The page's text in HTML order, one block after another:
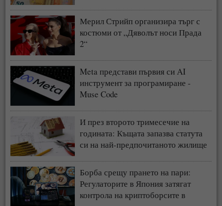
Мерил Стрийп организира търг с
костюми от „Дяволът носи Прада
2“
Meta представи първия си AI
инструмент за програмиране -
Muse Code
И през второто тримесечие на
годината: Къщата запазва статута
си на най-предпочитаното жилище
Борба срещу прането на пари:
Регулаторите в Япония затягат
контрола на криптоборсите в